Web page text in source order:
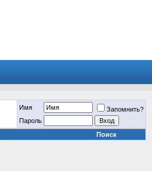
Имя
Запомнить?
Пароль
Поиск